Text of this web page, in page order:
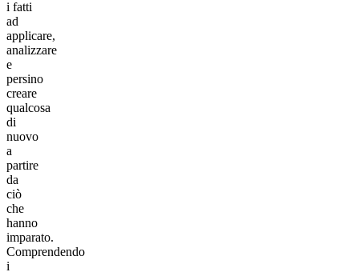
i fatti
ad
applicare,
analizzare
e
persino
creare
qualcosa
di
nuovo
a
partire
da
ciò
che
hanno
imparato.
Comprendendo
i